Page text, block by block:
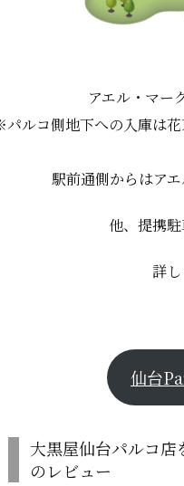
アエル・マー
ルコ側地下への入庫は
駅前通側からはアエ
他、提携
詳
仙台
大黒屋仙台パルコ店
のレビュー